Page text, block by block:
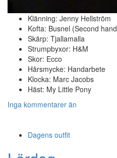
Klänning: Jenny Hellström
Kofta: Busnel (Second
Skärp: Tjallamalla
Strumpbyxor: H&M
Skor: Ecco
Hårsmycke: Handarbete
Klocka: Marc Jacobs
Häst: My Little Pony
Inga kommentarer än
Dagens outfit